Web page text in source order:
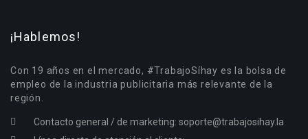
¡Hablemos!
Con 19 años en el mercado, #TrabajoSíhay es la bolsa de
empleo de la industria publicitaria más relevante de la
región.
Contacto general / de marketing: soporte@trabajosihay.la